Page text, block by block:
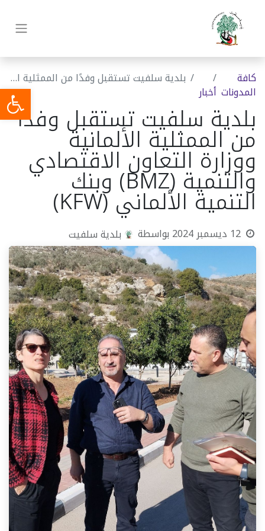
كافة
المدونات أخبار
بلدية سلفيت تستقبل وفدًا من الممثلية الألمانية ووزارة التعاون الاقتصادي والتنمية (BMZ) وبنك التنمية الألماني (KFW)
بلدية سلفيت تستقبل وفدًا
من الممثلية الألمانية
ووزارة التعاون الاقتصادي
والتنمية (BMZ) وبنك
التنمية الألماني (KFW)
12 ديسمبر 2024 بواسطة بلدية سلفيت